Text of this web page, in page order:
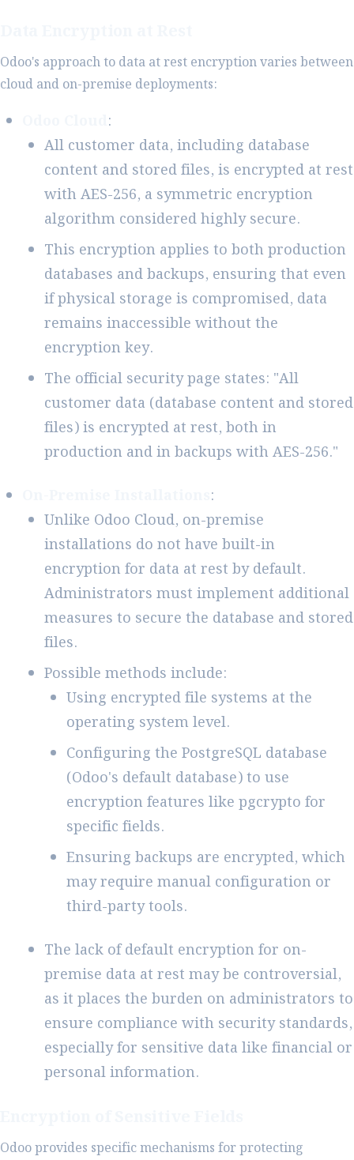
Odoo's approach to data at rest encryption varies between
cloud and on-premise deployments:
:
All customer data, including database
content and stored files, is encrypted at rest
with AES-256, a symmetric encryption
algorithm considered highly secure.
This encryption applies to both production
databases and backups, ensuring that even
if physical storage is compromised, data
remains inaccessible without the
encryption key.
The official security page states: "All
customer data (database content and stored
files) is encrypted at rest, both in
production and in backups with AES-256."
:
Unlike Odoo Cloud, on-premise
installations do not have built-in
encryption for data at rest by default.
Administrators must implement additional
measures to secure the database and stored
files.
Possible methods include:
Using encrypted file systems at the
operating system level.
Configuring the PostgreSQL database
(Odoo's default database) to use
encryption features like pgcrypto for
specific fields.
Ensuring backups are encrypted, which
may require manual configuration or
third-party tools.
The lack of default encryption for on-
premise data at rest may be controversial,
as it places the burden on administrators to
ensure compliance with security standards,
especially for sensitive data like financial or
personal information.
Odoo provides specific mechanisms for protecting